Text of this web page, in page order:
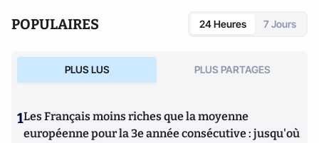
(Armand Colin, 2019), de
Sauver la mer Morte, un enjeu pour
(éditions de l'Aube).
POPULAIRES 24 Heures 7 Jours
PLUS LUS PLUS PARTAGES
1Les Français moins riches que la moyenne
européenne pour la 3e année consécutive : jusqu'où